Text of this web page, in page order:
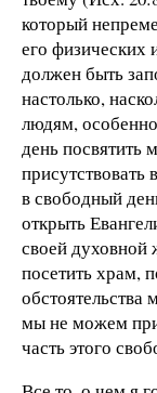
который
его физических
должен быть
настолько,
людям,
день посвятить
в свободный
открыть
своей
посетить храм,
мы не можем
часть этого